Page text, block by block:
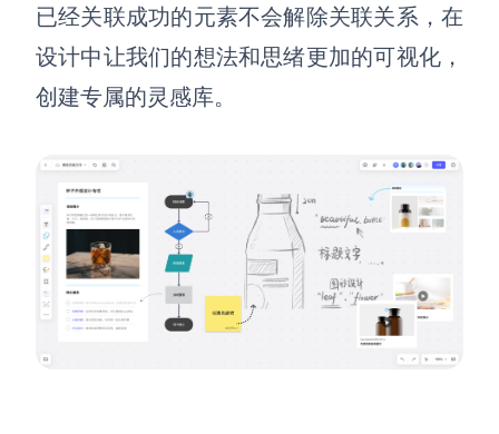
AI生成价值链
数据分析与策略
AI生成Smart分析
AI生成波士顿矩阵
AI生成波特五力模型
AI生成4P营销理论模型
AI写作
AI对话
AI生成简历
已经关联成功的元素不会解除关联关系，在
设计中让我们的想法和思绪更加的可视化 ，
创建专属的灵感库。